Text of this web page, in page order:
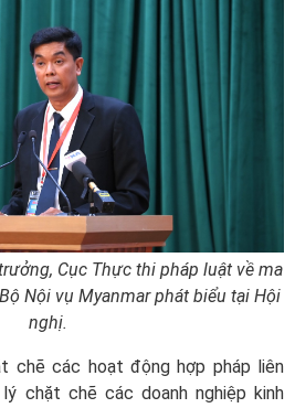
Cục Thực thi pháp luật về ma
Nội vụ Myanmar phát biểu tại Hội
nghị.
chẽ các hoạt động hợp pháp liên
chặt chẽ các doanh nghiệp kinh